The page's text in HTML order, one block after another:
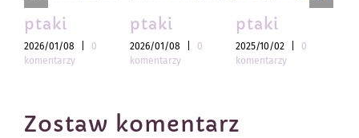
ptaki
2026/01/08
0
komentarzy
ptaki
2026/01/08
0
komentarzy
ptaki
2025/10/02
0
komentarzy
Zostaw komentarz